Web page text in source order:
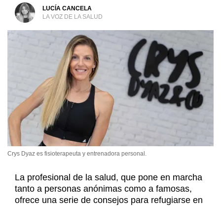
LUCÍA CANCELA
LA VOZ DE LA SALUD
Crys Dyaz es fisioterapeuta y entrenadora personal.
La profesional de la salud, que pone en marcha
tanto a personas anónimas como a famosas,
ofrece una serie de consejos para refugiarse en